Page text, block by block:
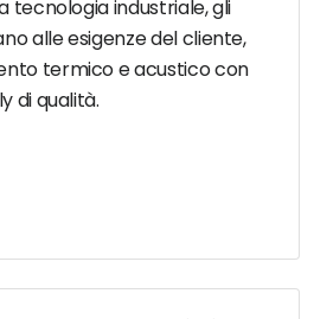
tecnologia industriale, gli
alle esigenze del cliente,
termico e acustico con
di qualità.